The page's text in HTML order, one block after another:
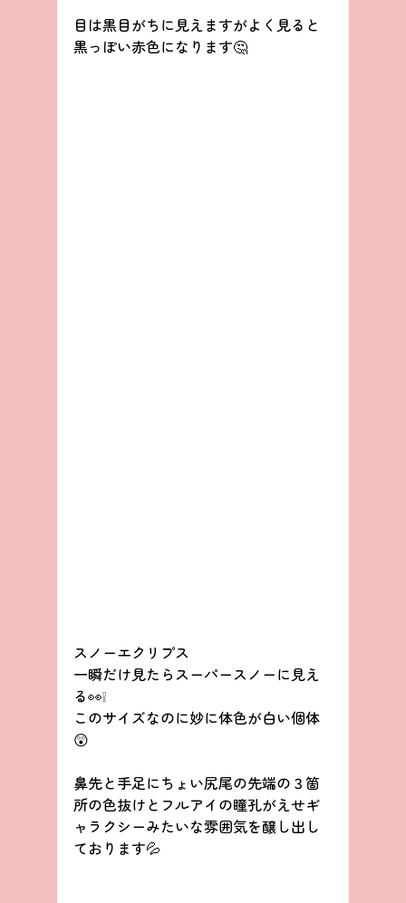
目は黒目がちに見えますがよく見ると
黒っぽい赤色になります🤔
スノーエクリプス
一瞬だけ見たらスーパースノーに見え
る👀❕
このサイズなのに妙に体色が白い個体
😲
鼻先と手足にちょい尻尾の先端の３箇
所の色抜けとフルアイの瞳孔がえせギ
ャラクシーみたいな雰囲気を醸し出し
ております💦